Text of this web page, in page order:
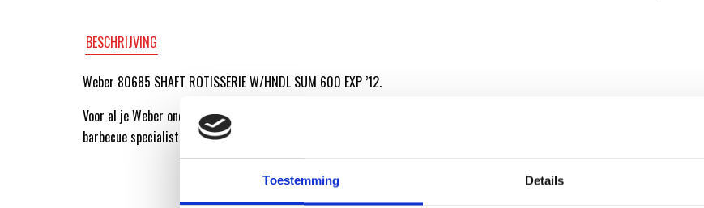
Toestemming Details
BESCHRIJVING
Weber 80685 SHAFT ROTISSERIE W/HNDL SUM 600 EXP ’12.
Voor al je Weber onderdelen ga je naar de Weber Original Store. De Weber
barbecue specialist!